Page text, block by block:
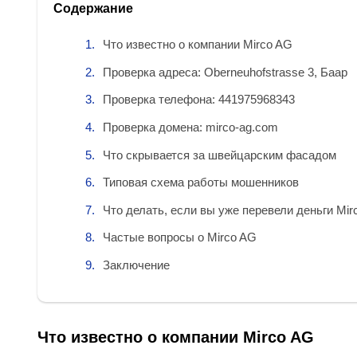
Содержание
Что известно о компании Mirco AG
Проверка адреса: Oberneuhofstrasse 3, Баар
Проверка телефона: 441975968343
Проверка домена: mirco-ag.com
Что скрывается за швейцарским фасадом
Типовая схема работы мошенников
Что делать, если вы уже перевели деньги
Частые вопросы о Mirco AG
Заключение
Что известно о компании Mirco AG